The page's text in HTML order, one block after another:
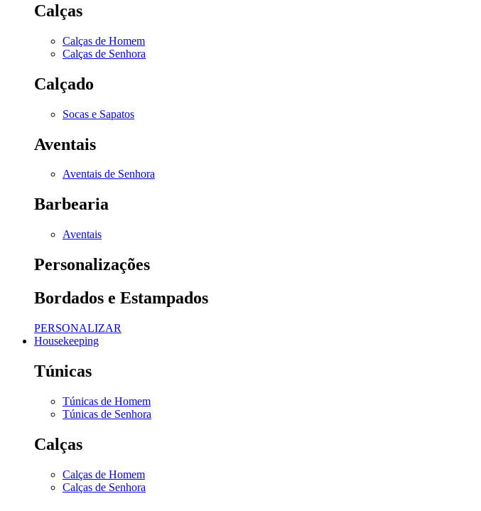
Calças
Calças de Homem
Calças de Senhora
Calçado
Socas e Sapatos
Aventais
Aventais de Senhora
Barbearia
Aventais
Personalizações
Bordados e Estampados
PERSONALIZAR
Housekeeping
Túnicas
Túnicas de Homem
Túnicas de Senhora
Calças
Calças de Homem
Calças de Senhora